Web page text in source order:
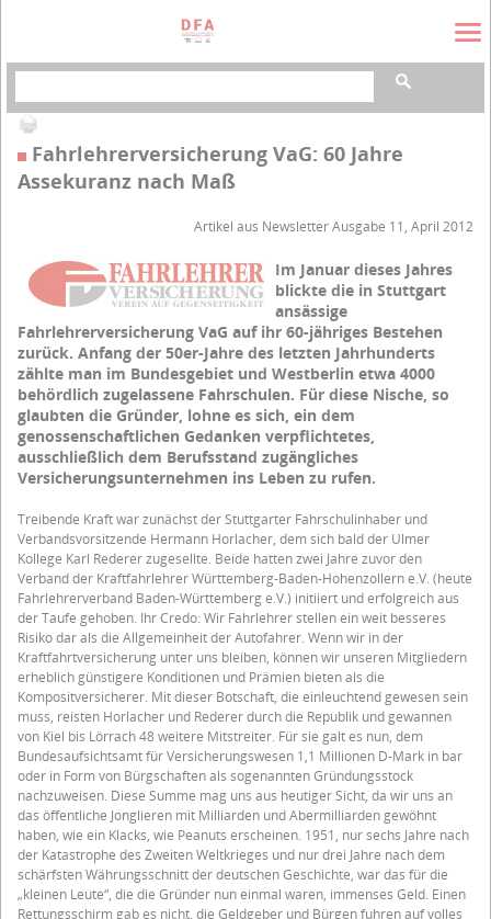
Fahrlehrerversicherung VaG: 60 Jahre
Assekuranz nach Maß
Artikel aus Newsletter Ausgabe 11, April 2012
Im Januar dieses Jahres
blickte die in Stuttgart
ansässige
Fahrlehrerversicherung VaG auf ihr 60-jähriges Bestehen
zurück. Anfang der 50er-Jahre des letzten Jahrhunderts
zählte man im Bundesgebiet und Westberlin etwa 4000
behördlich zugelassene Fahrschulen. Für diese Nische, so
glaubten die Gründer, lohne es sich, ein dem
genossenschaftlichen Gedanken verpflichtetes,
ausschließlich dem Berufsstand zugängliches
Versicherungsunternehmen ins Leben zu rufen.
Treibende Kraft war zunächst der Stuttgarter Fahrschulinhaber und
Verbandsvorsitzende Hermann Horlacher, dem sich bald der Ulmer
Kollege Karl Rederer zugesellte. Beide hatten zwei Jahre zuvor den
Verband der Kraftfahrlehrer Württemberg-Baden-Hohenzollern e.V. (heute
Fahrlehrerverband Baden-Württemberg e.V.) initiiert und erfolgreich aus
der Taufe gehoben. Ihr Credo: Wir Fahrlehrer stellen ein weit besseres
Risiko dar als die Allgemeinheit der Autofahrer. Wenn wir in der
Kraftfahrtversicherung unter uns bleiben, können wir unseren Mitgliedern
erheblich günstigere Konditionen und Prämien bieten als die
Kompositversicherer. Mit dieser Botschaft, die einleuchtend gewesen sein
muss, reisten Horlacher und Rederer durch die Republik und gewannen
von Kiel bis Lörrach 48 weitere Mitstreiter. Für sie galt es nun, dem
Bundesaufsichtsamt für Versicherungswesen 1,1 Millionen D-Mark in bar
oder in Form von Bürgschaften als sogenannten Gründungsstock
nachzuweisen. Diese Summe mag uns aus heutiger Sicht, da wir uns an
das öffentliche Jonglieren mit Milliarden und Abermilliarden gewöhnt
haben, wie ein Klacks, wie Peanuts erscheinen. 1951, nur sechs Jahre nach
der Katastrophe des Zweiten Weltkrieges und nur drei Jahre nach dem
schärfsten Währungsschnitt der deutschen Geschichte, war das für die
„kleinen Leute“, die die Gründer nun einmal waren, immenses Geld. Einen
Rettungsschirm gab es nicht, die Geldgeber und Bürgen fuhren auf volles